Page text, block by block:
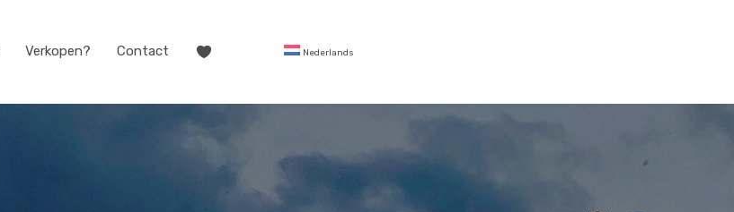
Verkopen? Contact Nederlands